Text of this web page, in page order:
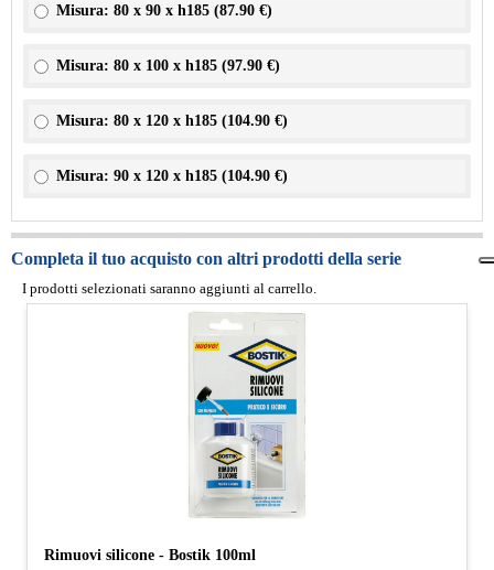
Misura: 80 x 90 x h185 (87.90 €)
Misura: 80 x 100 x h185 (97.90 €)
Misura: 80 x 120 x h185 (104.90 €)
Misura: 90 x 120 x h185 (104.90 €)
Completa il tuo acquisto con altri prodotti della serie
I prodotti selezionati saranno aggiunti al carrello.
Rimuovi silicone - Bostik 100ml